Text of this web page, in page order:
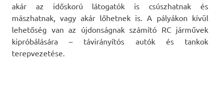
akár az időskorú látogatók is csúszhatnak és
mászhatnak, vagy akár lőhetnek is. A pályákon kívül
lehetőség van az újdonságnak számító RC járművek
kipróbálására – távirányítós autók és tankok
terepvezetése.